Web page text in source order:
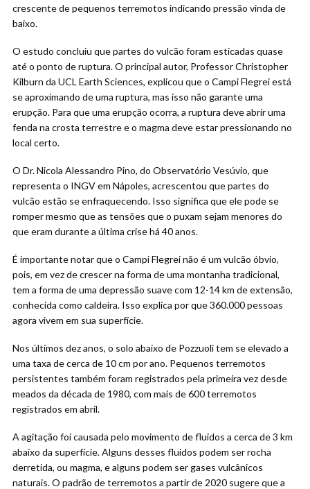
crescente de pequenos terremotos indicando pressão vinda de
baixo.
O estudo concluiu que partes do vulcão foram esticadas quase
até o ponto de ruptura. O principal autor, Professor Christopher
Kilburn da UCL Earth Sciences, explicou que o Campi Flegrei está
se aproximando de uma ruptura, mas isso não garante uma
erupção. Para que uma erupção ocorra, a ruptura deve abrir uma
fenda na crosta terrestre e o magma deve estar pressionando no
local certo.
O Dr. Nicola Alessandro Pino, do Observatório Vesúvio, que
representa o INGV em Nápoles, acrescentou que partes do
vulcão estão se enfraquecendo. Isso significa que ele pode se
romper mesmo que as tensões que o puxam sejam menores do
que eram durante a última crise há 40 anos.
É importante notar que o Campi Flegrei não é um vulcão óbvio,
pois, em vez de crescer na forma de uma montanha tradicional,
tem a forma de uma depressão suave com 12-14 km de extensão,
conhecida como caldeira. Isso explica por que 360.000 pessoas
agora vivem em sua superfície.
Nos últimos dez anos, o solo abaixo de Pozzuoli tem se elevado a
uma taxa de cerca de 10 cm por ano. Pequenos terremotos
persistentes também foram registrados pela primeira vez desde
meados da década de 1980, com mais de 600 terremotos
registrados em abril.
A agitação foi causada pelo movimento de fluidos a cerca de 3 km
abaixo da superfície. Alguns desses fluidos podem ser rocha
derretida, ou magma, e alguns podem ser gases vulcânicos
naturais. O padrão de terremotos a partir de 2020 sugere que a